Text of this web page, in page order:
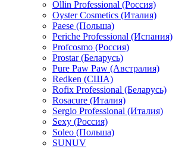
Ollin Professional (Россия)
Oyster Cosmetics (Италия)
Paese (Польша)
Periche Professional (Испания)
Profcosmo (Россия)
Prostar (Беларусь)
Pure Paw Paw (Австралия)
Redken (США)
Rofix Professional (Беларусь)
Rosacure (Италия)
Sergio Professional (Италия)
Sexy (Россия)
Soleo (Польша)
SUNUV